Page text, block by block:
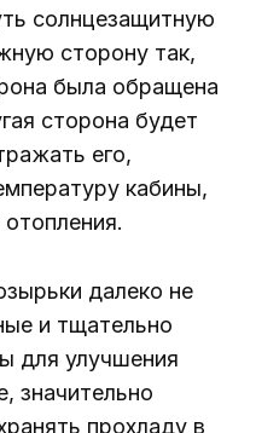
солнцезащитную
сторону так,
была обращена
сторона будет
его,
кабины,
далеко не
и тщательно
для улучшения
значительно
прохладу в